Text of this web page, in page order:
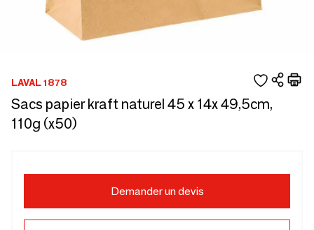
LAVAL 1878
Sacs papier kraft naturel 45 x 14x 49,5cm,
110g (x50)
Demander un devis